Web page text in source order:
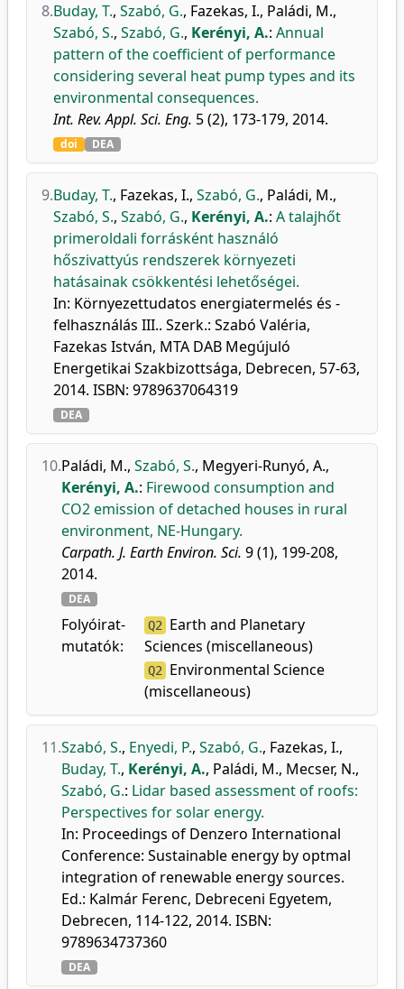
8.Buday, T., Szabó, G., Fazekas, I., Paládi, M.,
Szabó, S., Szabó, G., Kerényi, A.: Annual
pattern of the coefficient of performance
considering several heat pump types and its
environmental consequences.
Int. Rev. Appl. Sci. Eng. 5 (2), 173-179, 2014.
doi DEA
9.Buday, T., Fazekas, I., Szabó, G., Paládi, M.,
Szabó, S., Szabó, G., Kerényi, A.: A talajhőt
primeroldali forrásként használó
hőszivattyús rendszerek környezeti
hatásainak csökkentési lehetőségei.
In: Környezettudatos energiatermelés és -
felhasználás III.. Szerk.: Szabó Valéria,
Fazekas István, MTA DAB Megújuló
Energetikai Szakbizottsága, Debrecen, 57-63,
2014. ISBN: 9789637064319
DEA
10.Paládi, M., Szabó, S., Megyeri-Runyó, A.,
Kerényi, A.: Firewood consumption and
CO2 emission of detached houses in rural
environment, NE-Hungary.
Carpath. J. Earth Environ. Sci. 9 (1), 199-208,
2014.
DEA
Folyóirat-
mutatók:
Q2 Earth and Planetary
Sciences (miscellaneous)
Q2 Environmental Science
(miscellaneous)
11.Szabó, S., Enyedi, P., Szabó, G., Fazekas, I.,
Buday, T., Kerényi, A., Paládi, M., Mecser, N.,
Szabó, G.: Lidar based assessment of roofs:
Perspectives for solar energy.
In: Proceedings of Denzero International
Conference: Sustainable energy by optmal
integration of renewable energy sources.
Ed.: Kalmár Ferenc, Debreceni Egyetem,
Debrecen, 114-122, 2014. ISBN:
9789634737360
DEA